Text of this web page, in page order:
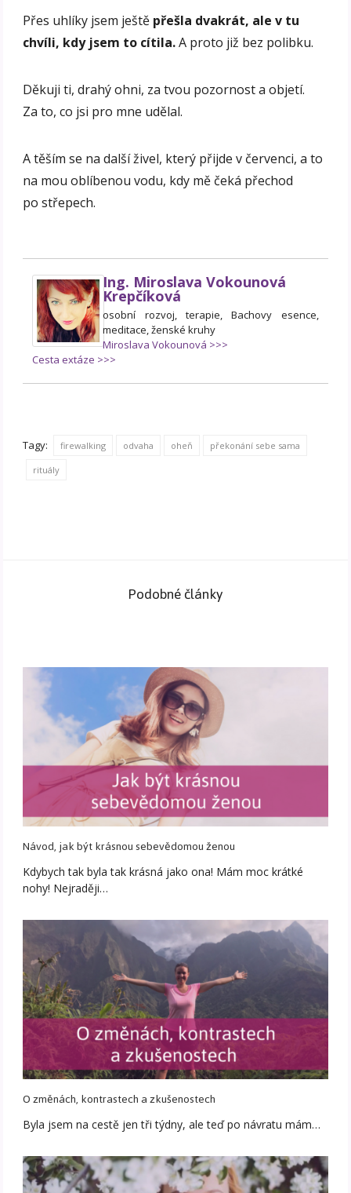
Přes uhlíky jsem ještě přešla dvakrát, ale v tu
chvíli, kdy jsem to cítila.A proto již bez polibku.
Děkuji ti, drahý ohni, za tvou pozornost a objetí.
Za to, co jsi pro mne udělal.
A těším se na další živel, který přijde v červenci, a to
na mou oblíbenou vodu, kdy mě čeká přechod
po střepech.
Ing. Miroslava Vokounová
Krepčíková
osobní rozvoj, terapie, Bachovy esence,
meditace, ženské kruhy
Miroslava Vokounová >>>
Cesta extáze >>>
Tagy: firewalking odvaha oheň překonání sebe sama
rituály
Podobné články
Návod, jak být krásnou sebevědomou ženou
Kdybych tak byla tak krásná jako ona! Mám moc krátké
nohy! Nejraději…
O změnách, kontrastech a zkušenostech
Byla jsem na cestě jen tři týdny, ale teď po návratu mám…